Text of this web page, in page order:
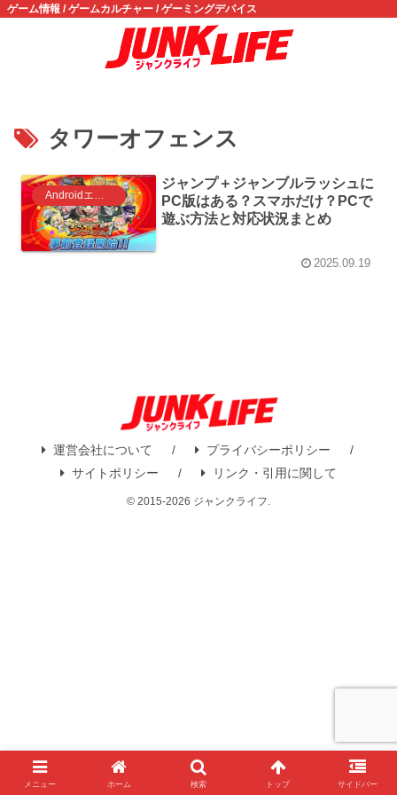
ゲーム情報 / ゲームカルチャー / ゲーミングデバイス
タワーオフェンス
Androidエミュレータ ゲーム
ジャンプ＋ジャンブルラッシュに
PC版はある？スマホだけ？PCで
遊ぶ方法と対応状況まとめ
2025.09.19
運営会社について
プライバシーポリシー
サイトポリシー
リンク・引用に関して
© 2015-2026 ジャンクライフ.
メニュー ホーム 検索 トップ サイドバー